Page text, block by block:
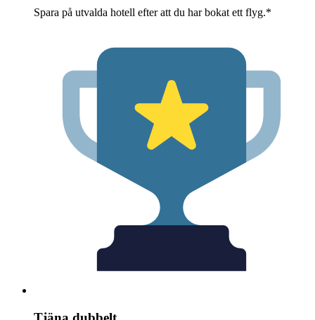
Spara på utvalda hotell efter att du har bokat ett flyg.*